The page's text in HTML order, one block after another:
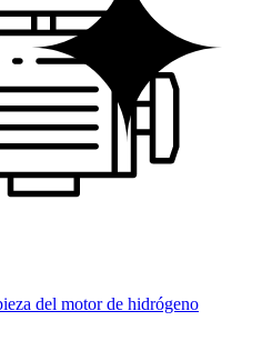
del motor de hidrógeno